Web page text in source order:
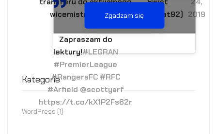
wicemistrza
@spfl.
Zapraszam do
lektury!#LEGRAN
#PremierLeague
#RangersFC #RFC
#Arfield @scottyarf
https://t.co/kX1P2Fs62r
(@Sw_Mat92) 2019
Zgadzam się
Kategorie
WordPress (1)